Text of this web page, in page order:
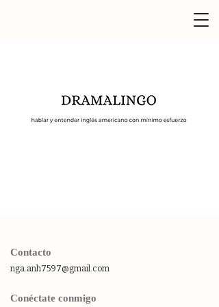
Contacto
nga.anh7597@gmail.com
Conéctate conmigo